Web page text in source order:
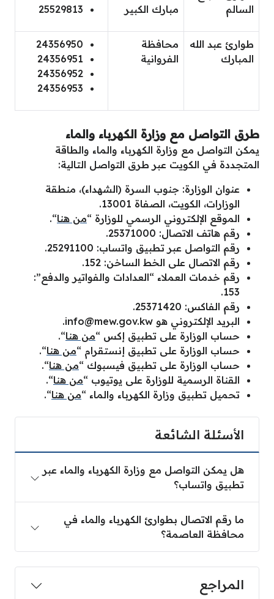
السالم
مبارك الكبير
25529813
طوارئ عبد الله
المبارك
محافظة
الفروانية
24356950
24356951
24356952
24356953
طرق التواصل مع وزارة الكهرباء والماء
يمكن التواصل مع وزارة الكهرباء والماء والطاقة
المتجددة في الكويت عبر طرق التواصل التالية:
عنوان الوزارة: جنوب السرة (الشهداء)، منطقة
الوزارات، الكويت، الصفاة 13001.
الموقع الإلكتروني الرسمي للوزارة “من هنا“.
رقم هاتف الاتصال: 25371000.
رقم التواصل عبر تطبيق واتساب: 25291100.
رقم الاتصال على الخط الساخن: 152.
رقم خدمات العملاء “العدادات والفواتير والدفع”:
153.
رقم الفاكس: 25371420.
البريد الإلكتروني هو info@mew.gov.kw
.
حساب الوزارة على تطبيق إكس “من هنا“.
حساب الوزارة على تطبيق إنستقرام “من هنا“.
حساب الوزارة على تطبيق فيسبوك “من هنا“.
القناة الرسمية للوزارة على يوتيوب “من هنا“.
تحميل تطبيق وزارة الكهرباء والماء “من هنا“.
الأسئلة الشائعة
هل يمكن التواصل مع وزارة الكهرباء والماء عبر
تطبيق واتساب؟
ما رقم الاتصال بطوارئ الكهرباء والماء في
محافظة العاصمة؟
المراجع